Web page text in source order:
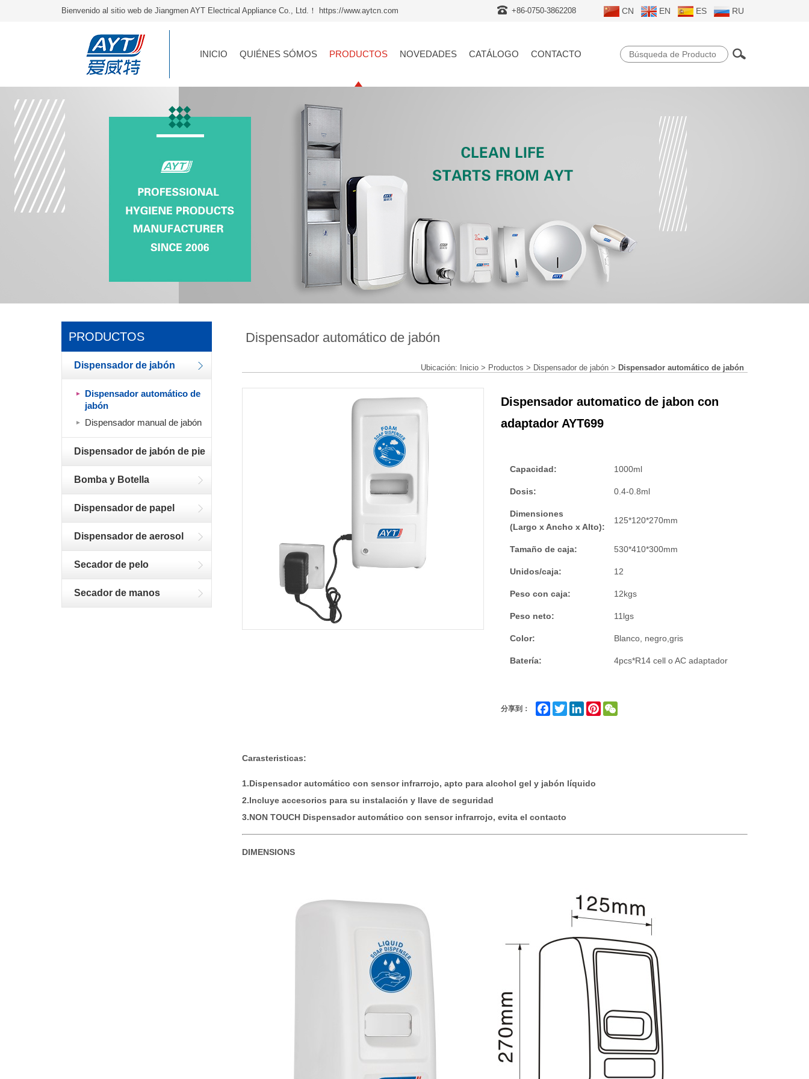
Bienvenido al sitio web de Jiangmen AYT Electrical Appliance Co., Ltd.！ https://www.aytcn.com +86-0750-3862208 CN EN ES RU
INICIO QUIÉNES SÓMOS PRODUCTOS NOVEDADES CATÁLOGO CONTACTO
PRODUCTOS
Dispensador de jabón
Dispensador automático de
jabón
Dispensador manual de jabón
Dispensador de jabón de pie
Bomba y Botella
Dispensador de papel
Dispensador de aerosol
Secador de pelo
Secador de manos
Dispensador automático de jabón
Ubicación: Inicio > Productos > Dispensador de jabón > Dispensador automático de jabón
Dispensador automatico de jabon con
adaptador AYT699
Capacidad: 1000ml
Dosis: 0.4-0.8ml
Dimensiones
(Largo x Ancho x Alto):
125*120*270mm
Tamaño de caja: 530*410*300mm
Unidos/caja: 12
Peso con caja: 12kgs
Peso neto: 11lgs
Color: Blanco, negro,gris
Batería: 4pcs*R14 cell o AC adaptador
分享到： Facebook
Twitter LinkedInPinterest
Carasteristicas:
1.Dispensador automático con sensor infrarrojo, apto para alcohol gel y jabón líquido
2.Incluye accesorios para su instalación y llave de seguridad
3.NON TOUCH Dispensador automático con sensor infrarrojo, evita el contacto
DIMENSIONS